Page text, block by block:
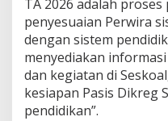
TA 2026 adalah
penyesuaian Perwira
dengan sistem
menyediakan
dan kegiatan di
kesiapan Pasis Dikreg
pendidikan”.